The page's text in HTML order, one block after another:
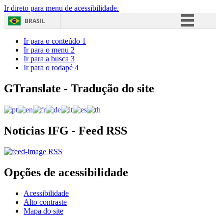
Ir direto para menu de acessibilidade.
BRASIL
Acesso à informação
Ir para o conteúdo 1
Ir para o menu 2
Ir para a busca 3
Ir para o rodapé 4
GTranslate - Tradução do site
Notícias IFG - Feed RSS
RSS
Opções de acessibilidade
Acessibilidade
Alto contraste
Mapa do site